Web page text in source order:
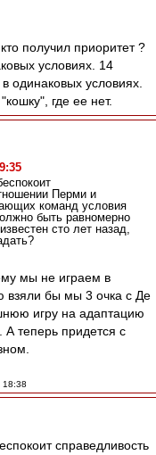
получил приоритет ?
условиях. 14
одинаковых условиях.
где ее нет.
Перми и
команд условия
быть равномерно
сто лет назад,
мы не играем в
взяли бы мы 3 очка с Де
игру на адаптацию
теперь придется с
18:38
справедливость